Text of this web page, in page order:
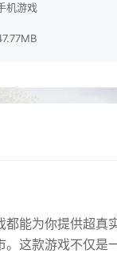
机游戏
能为你提供超真
这款游戏不仅